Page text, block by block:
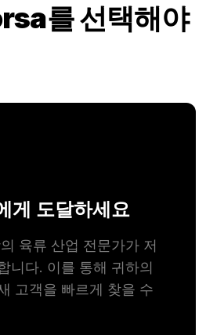
를 선택해야
게 도달하세요
육류 산업 전문가가 저
니다. 이를 통해 귀하의
고객을 빠르게 찾을 수